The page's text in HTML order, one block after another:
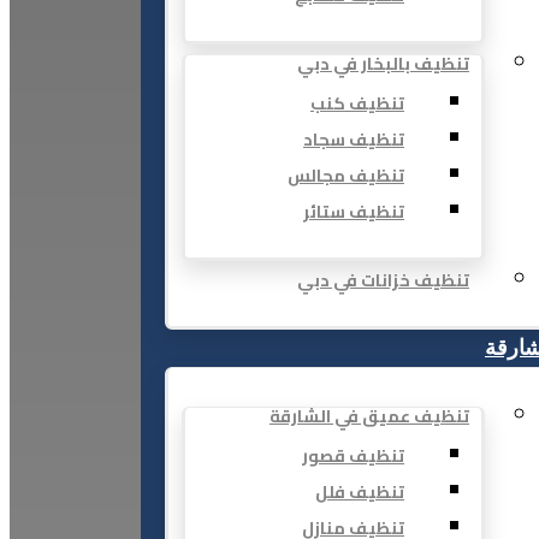
تنظيف بالبخار في دبي
تنظيف كنب
تنظيف سجاد
تنظيف مجالس
تنظيف ستائر
تنظيف خزانات في دبي
تنظيف عميق في الشارقة
تنظيف قصور
تنظيف فلل
تنظيف منازل